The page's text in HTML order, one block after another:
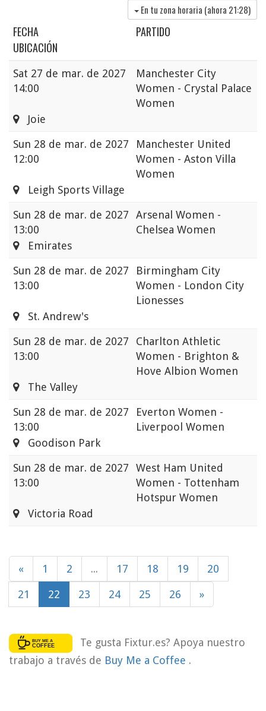
En tu zona horaria (ahora 21:28)
FECHA
PARTIDO
UBICACIÓN
Sat 27 de mar. de 2027
14:00
Manchester City
Women - Crystal Palace
Women
Joie
Sun 28 de mar. de 2027
12:00
Manchester United
Women - Aston Villa
Women
Leigh Sports Village
Sun 28 de mar. de 2027
13:00
Arsenal Women -
Chelsea Women
Emirates
Sun 28 de mar. de 2027
13:00
Birmingham City
Women - London City
Lionesses
St. Andrew's
Sun 28 de mar. de 2027
13:00
Charlton Athletic
Women - Brighton &
Hove Albion Women
The Valley
Sun 28 de mar. de 2027
13:00
Everton Women -
Liverpool Women
Goodison Park
Sun 28 de mar. de 2027
13:00
West Ham United
Women - Tottenham
Hotspur Women
Victoria Road
« 1 2 ... 17 18 19 20
21 22 23 24 25 26 »
Te gusta Fixtur.es? Apoya nuestro
trabajo a través de Buy Me a Coffee .